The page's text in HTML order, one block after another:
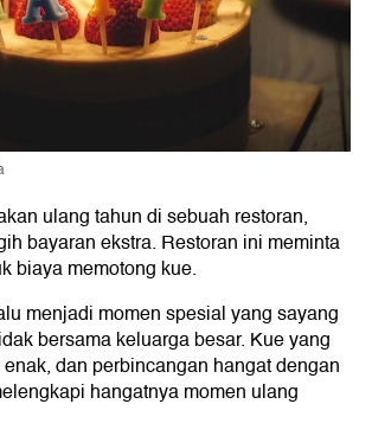
ulang tahun di sebuah restoran,
bayaran ekstra. Restoran ini meminta
biaya memotong kue.
menjadi momen spesial yang sayang
bersama keluarga besar. Kue yang
dan perbincangan hangat dengan
hangatnya momen ulang